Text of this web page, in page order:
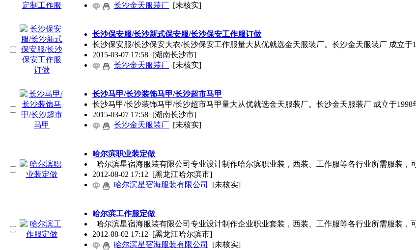
长沙金天服装厂 [未核实]
长沙保安服/长沙新式保安服/长沙保安工作服订做
长沙保安服/长沙保安大衣/长沙保安工作服量大从优就选金天服装厂。长沙金天服装厂 成立
2015-03-07 17:58 [湖南长沙市]
长沙金天服装厂 [未核实]
长沙马甲/长沙装饰马甲/长沙超市马甲
长沙马甲/长沙装饰马甲/长沙超市马甲量大从优就选金天服装厂。长沙金天服装厂 成立于
2015-03-07 17:58 [湖南长沙市]
长沙金天服装厂 [未核实]
哈尔滨职业装定做
哈尔滨星宿海服装有限公司专业设计制作哈尔滨职业装，西装、工作服等各行业所需服装，
2012-08-02 17:12 [黑龙江哈尔滨市]
哈尔滨星宿海服装有限公司
[未核实]
哈尔滨工作服定做
哈尔滨星宿海服装有限公司专业设计制作企业职业套装，西装、工作服等各行业所需服装，
2012-08-02 17:12 [黑龙江哈尔滨市]
哈尔滨星宿海服装有限公司
[未核实]